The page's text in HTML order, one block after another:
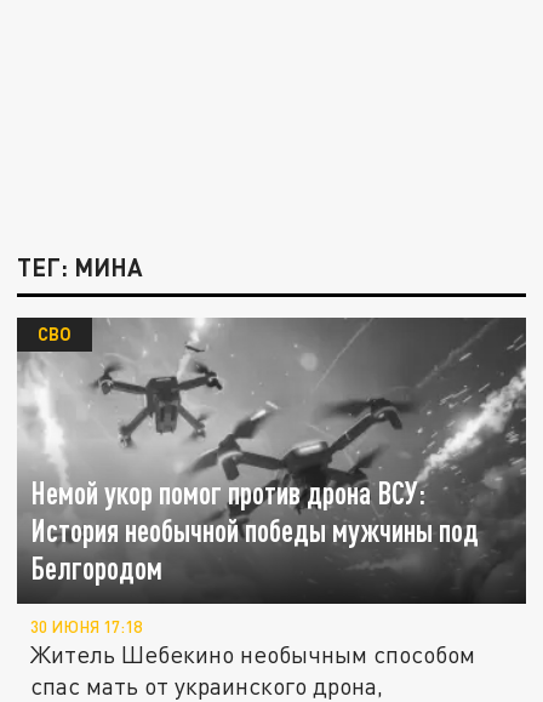
ТЕГ: МИНА
Немой укор помог против дрона ВСУ:
История необычной победы мужчины под
Белгородом
СВО
30 ИЮНЯ 17:18
Житель Шебекино необычным способом
спас мать от украинского дрона,